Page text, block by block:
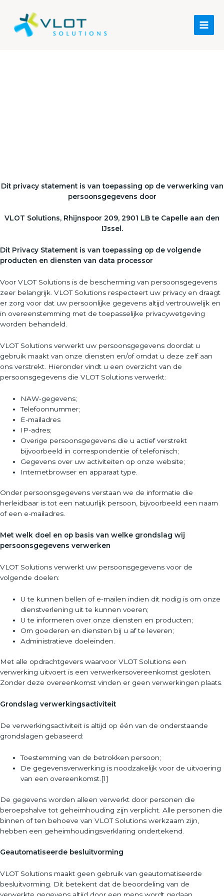
Dit privacy statement is van toepassing op de verwerking van
persoonsgegevens door
VLOT Solutions, Rhijnspoor 209, 2901 LB te Capelle aan den
IJssel.
Dit Privacy Statement is van toepassing op de volgende
producten en diensten van data processor
Voor VLOT Solutions is de bescherming van persoonsgegevens
zeer belangrijk. VLOT Solutions respecteert uw privacy en draagt
er zorg voor dat uw persoonlijke gegevens altijd vertrouwelijk en
in overeenstemming met de toepasselijke privacywetgeving
worden behandeld.
VLOT Solutions verwerkt uw persoonsgegevens doordat u
gebruik maakt van onze diensten en/of omdat u deze zelf aan
ons verstrekt. Hieronder vindt u een overzicht van de
persoonsgegevens die VLOT Solutions verwerkt:
NAW-gegevens;
Telefoonnummer;
E-mailadres
IP-adres;
Overige persoonsgegevens die u actief verstrekt
bijvoorbeeld in correspondentie of telefonisch;
Gegevens over uw activiteiten op onze website;
Internetbrowser en apparaat type.
Onder persoonsgegevens verstaan we de informatie die
herleidbaar is tot een natuurlijk persoon, bijvoorbeeld een naam
of een e-mailadres.
Met welk doel en op basis van welke grondslag wij
persoonsgegevens verwerken
VLOT Solutions verwerkt uw persoonsgegevens voor de
volgende doelen:
U te kunnen bellen of e-mailen indien dit nodig is om onze
dienstverlening uit te kunnen voeren;
U te informeren over onze diensten en producten;
Om goederen en diensten bij u af te leveren;
Administratieve doeleinden.
Met alle opdrachtgevers waarvoor VLOT Solutions een
verwerking uitvoert is een verwerkersovereenkomst gesloten.
Zonder deze overeenkomst vinden er geen verwerkingen plaats.
Grondslag verwerkingsactiviteit
De verwerkingsactiviteit is altijd op één van de onderstaande
grondslagen gebaseerd:
Toestemming van de betrokken persoon;
De gegevensverwerking is noodzakelijk voor de uitvoering
van een overeenkomst.[1]
De gegevens worden alleen verwerkt door personen die
beroepshalve tot geheimhouding zijn verplicht. Alle personen die
binnen of ten behoeve van VLOT Solutions werkzaam zijn,
hebben een geheimhoudingsverklaring ondertekend.
Geautomatiseerde besluitvorming
VLOT Solutions maakt geen gebruik van geautomatiseerde
besluitvorming. Dit betekent dat de beoordeling van de